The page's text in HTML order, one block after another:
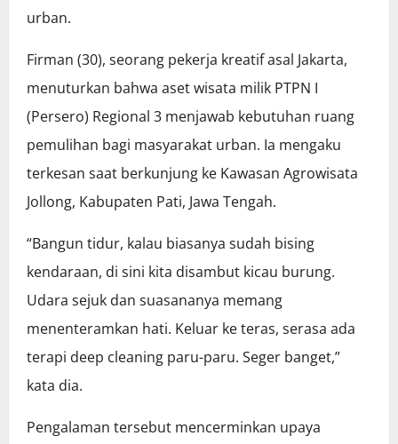
urban.
Firman (30), seorang pekerja kreatif asal Jakarta,
menuturkan bahwa aset wisata milik PTPN I
(Persero) Regional 3 menjawab kebutuhan ruang
pemulihan bagi masyarakat urban. Ia mengaku
terkesan saat berkunjung ke Kawasan Agrowisata
Jollong, Kabupaten Pati, Jawa Tengah.
“Bangun tidur, kalau biasanya sudah bising
kendaraan, di sini kita disambut kicau burung.
Udara sejuk dan suasananya memang
menenteramkan hati. Keluar ke teras, serasa ada
terapi deep cleaning paru-paru. Seger banget,”
kata dia.
Pengalaman tersebut mencerminkan upaya